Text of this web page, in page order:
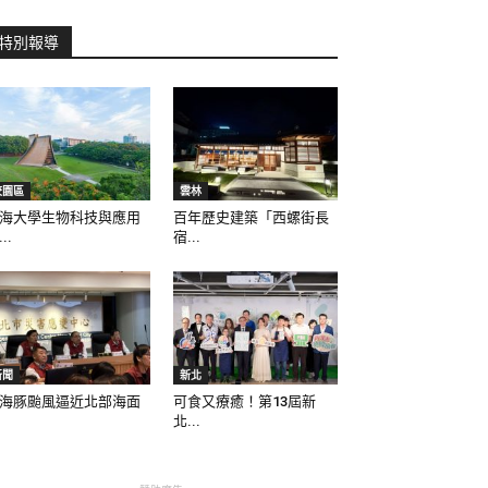
別報導
區
大學生物科技與應用
雲林
百年歷史建築「西螺街長
宿...
豚颱風逼近北部海面
新北
可食又療癒！第13屆新
北...